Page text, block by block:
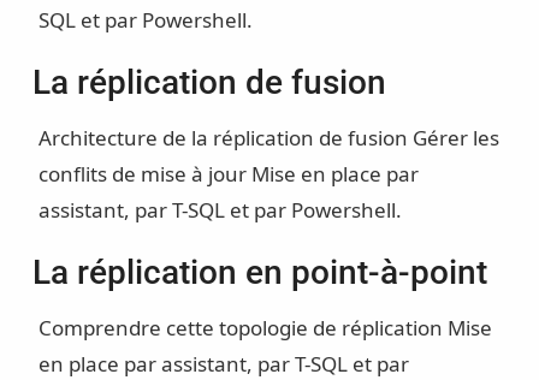
SQL et par Powershell.
La réplication de fusion
Architecture de la réplication de fusion Gérer les
conflits de mise à jour Mise en place par
assistant, par T-SQL et par Powershell.
La réplication en point-à-point
Comprendre cette topologie de réplication Mise
en place par assistant, par T-SQL et par